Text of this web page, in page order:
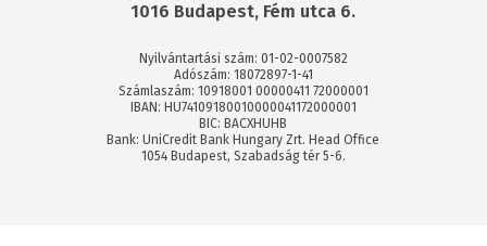
1016 Budapest, Fém utca 6.
Nyilvántartási szám: 01-02-0007582
Adószám: 18072897-1-41
Számlaszám: 10918001 00000411 72000001
IBAN: HU74109180010000041172000001
BIC: BACXHUHB
Bank: UniCredit Bank Hungary Zrt. Head Office
1054 Budapest, Szabadság tér 5-6.